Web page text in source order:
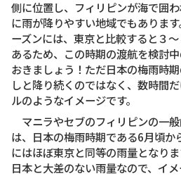
側に位置し、フィリピンが海で囲
に雨が降りやすい地域でもありま
ーズンには、東京と比較すると３
あるため、この時期の渡航を検討
おきましょう！ただ日本の梅雨時
しと降り続くのではなく、数時間
ルのようなイメージです。
マニラやセブのフィリピンの一
は、日本の梅雨時期である6月頃か
にはほぼ東京と同等の雨量となり
日本と大差のない雨量なので、イ